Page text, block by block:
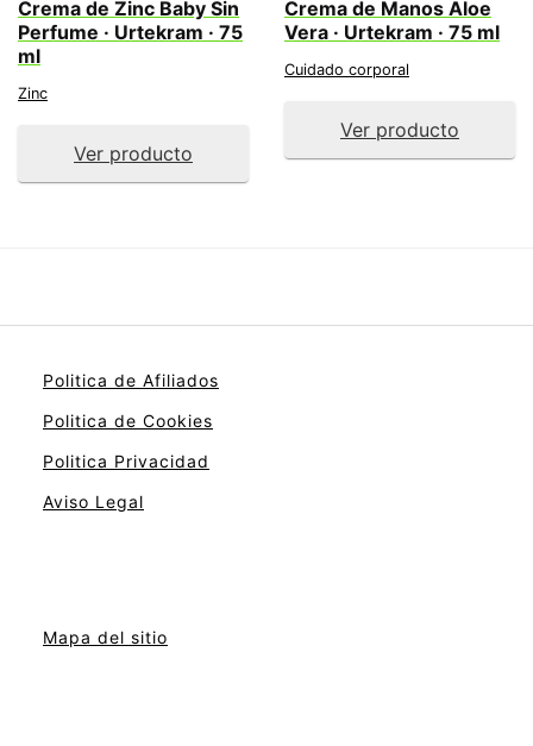
Crema de Zinc Baby Sin
Perfume · Urtekram · 75
ml
Zinc
Ver producto
Crema de Manos Aloe
Vera · Urtekram · 75 ml
Cuidado corporal
Ver producto
Politica de Afiliados
Politica de Cookies
Politica Privacidad
Aviso Legal
Mapa del sitio